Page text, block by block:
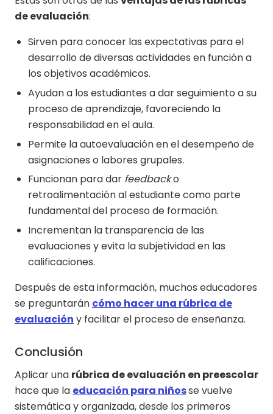
de evaluación:
Sirven para conocer las expectativas para el
desarrollo de diversas actividades en función a
los objetivos académicos.
Ayudan a los estudiantes a dar seguimiento a su
proceso de aprendizaje, favoreciendo la
responsabilidad en el aula.
Permite la autoevaluación en el desempeño de
asignaciones o labores grupales.
Funcionan para dar feedbacko
retroalimentación al estudiante como parte
fundamental del proceso de formación.
Incrementan la transparencia de las
evaluaciones y evita la subjetividad en las
calificaciones.
Después de esta información, muchos educadores
se preguntarán cómo hacer una rúbrica de
evaluación y facilitar el proceso de enseñanza.
Conclusión
Aplicar una rúbrica de evaluación en preescolar
hace que la educación para niñosse vuelve
sistemática y organizada, desde los primeros